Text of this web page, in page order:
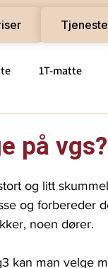
1T-matte
på vgs?
og litt
og forbereder
noen dører.
kan man velge